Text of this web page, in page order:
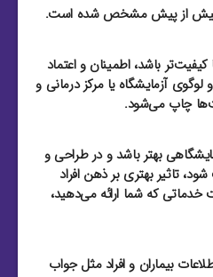
بیش از پیش مشخص شده است.
باشد، اطمینان و اعتماد
آزمایشگاه یا مرکز درمانی و
چاپ می‌شود.
بهتر باشد و در طراحی و
تاثیر بهتری بر ذهن افراد
خدماتی که شما ارائه می‌دهید،
بیماران و افراد مثل جواب